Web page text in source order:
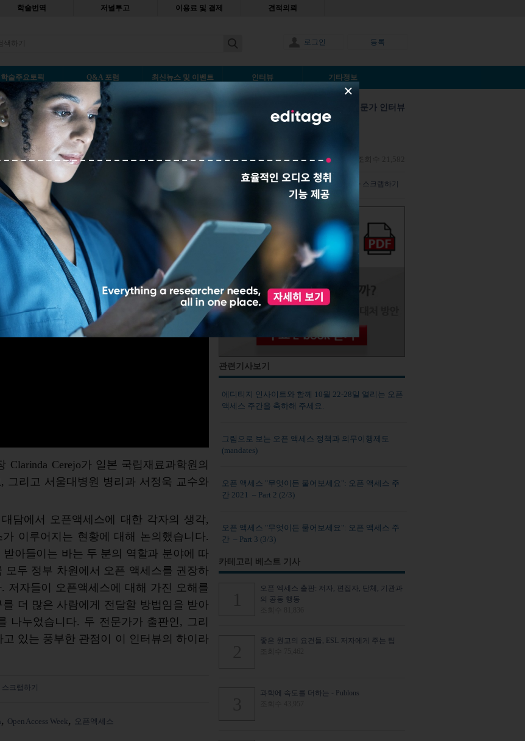
학술번역 저널투고 이용료 및 결제 견적의뢰
로그인 등록
학술주요토픽 Q&A 포럼 최신뉴스 및 이벤트 인터뷰 기타정보
학술전문가 인터뷰
- 서정욱 교수, 타니후지 미키코
에디티지 인사이트|2015년10월30일
덧글 남기기 해당 기사 스크랩하기
- 서정욱 교수, 타니후지 미키코
Cerejo가 일본 국립재료과학원의
그리고 서울대병원 병리과 서정욱 교수와
담에서 오픈액세스에 대한 각자의 생각,
이루어지는 현황에 대해 논의했습니다.
아들이는 바는 두 분의 역할과 분야에 따
두 정부 차원에서 오픈 액세스를 권장하
저자들이 오픈액세스에 대해 가진 오해를
더 많은 사람에게 전달할 방법임을 받아
나누었습니다. 두 전문가가 출판인, 그리
있는 풍부한 관점이 이 인터뷰의 하이라
크랩하기
Open Access Week 오픈엑세스
관련기사보기
에디티지 인사이트와 함께 10월 22-28일 열리는 오픈
액세스 주간을 축하해 주세요.
그림으로 보는 오픈 액세스 정책과 의무이행제도
(mandates)
오픈 액세스 "무엇이든 물어보세요": 오픈 액세스 주
간 2021 – Part 2 (2/3)
오픈 액세스 "무엇이든 물어보세요": 오픈 액세스 주
간 – Part 3 (3/3)
카테고리 베스트 기사
오픈 엑세스 출판: 저자, 편집자, 단체, 기관과
의 공동 행동
좋은 원고의 요건들, ESL 저자에게 주는 팁
과학에 속도를 더하는 - Publons
×